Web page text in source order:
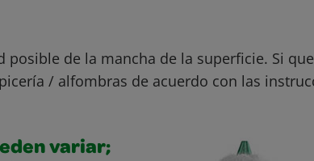
posible de la mancha de la superficie. Si
/ alfombras de acuerdo con las
variar;